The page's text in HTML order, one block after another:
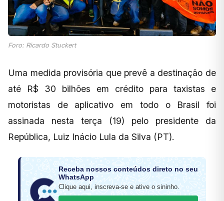
Foro: Ricardo Stuckert
Uma medida provisória que prevê a destinação de
até R$ 30 bilhões em crédito para taxistas e
motoristas de aplicativo em todo o Brasil foi
assinada nesta terça (19) pelo presidente da
República, Luiz Inácio Lula da Silva (PT).
Receba nossos conteúdos direto no seu
WhatsApp
Clique aqui, inscreva-se e ative o sininho.